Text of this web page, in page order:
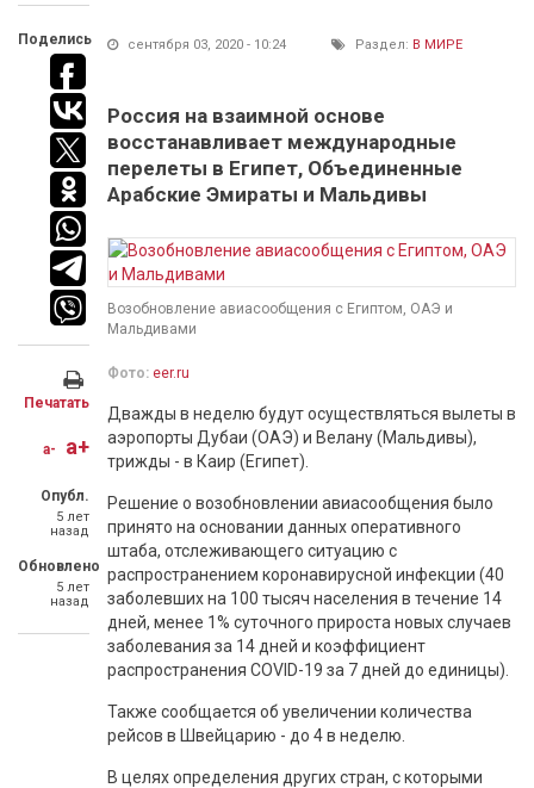
Поделись
Печатать
a- a+
Опубл.
5 лет
назад
Обновлено
5 лет
назад
сентября 03, 2020 - 10:24 Раздел: В МИРЕ
Россия на взаимной основе
восстанавливает международные
перелеты в Египет, Объединенные
Арабские Эмираты и Мальдивы
Возобновление авиасообщения с Египтом, ОАЭ и
Мальдивами
Фото: eer.ru
Дважды в неделю будут осуществляться вылеты в
аэропорты Дубаи (ОАЭ) и Велану (Мальдивы),
трижды - в Каир (Египет).
Решение о возобновлении авиасообщения было
принято на основании данных оперативного
штаба, отслеживающего ситуацию с
распространением коронавирусной инфекции (40
заболевших на 100 тысяч населения в течение 14
дней, менее 1% суточного прироста новых случаев
заболевания за 14 дней и коэффициент
распространения COVID-19 за 7 дней до единицы).
Также сообщается об увеличении количества
рейсов в Швейцарию - до 4 в неделю.
В целях определения других стран, с которыми